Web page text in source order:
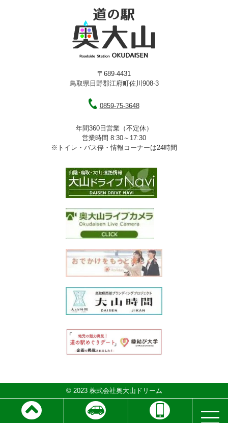
〒689-4431
鳥取県日野郡江府町佐川908-3
0859-75-3648
年間360日営業（不定休）
営業時間 8:30～17:30
※トイレ・バス停・情報コーナーは24時間
© 2023 株式会社奥大山ドリーム